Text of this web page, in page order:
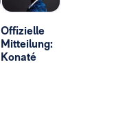
Offizielle
Mitteilung:
Konaté